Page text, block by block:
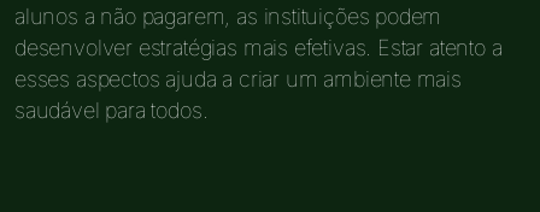
alunos a não pagarem, as instituições podem
desenvolver estratégias mais efetivas. Estar atento a
esses aspectos ajuda a criar um ambiente mais
saudável para todos.